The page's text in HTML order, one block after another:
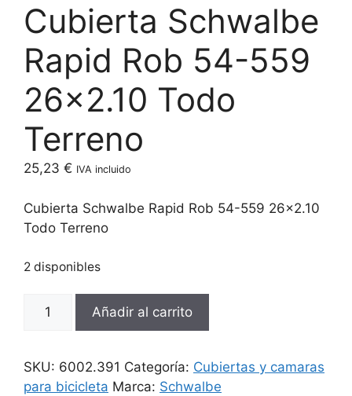
Cubierta Schwalbe
Rapid Rob 54-559
26×2.10 Todo
Terreno
25,23 € IVA incluido
Cubierta Schwalbe Rapid Rob 54-559 26×2.10
Todo Terreno
2 disponibles
Cubierta
Rob
54-
Añadir al carrito
SKU: 6002.391 Categoría: Cubiertas y camaras
para bicicleta Marca: Schwalbe